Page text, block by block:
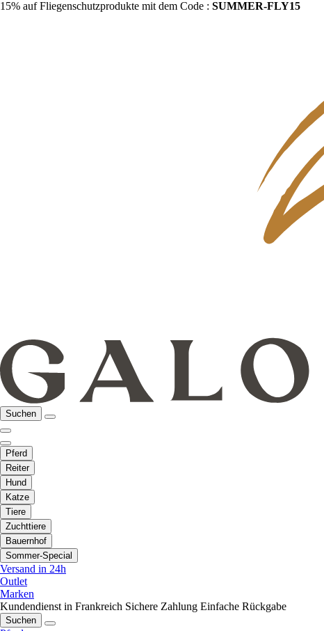
15% auf Fliegenschutzprodukte mit dem Code : SUMMER-FLY15
Suchen
Pferd
Reiter
Hund
Katze
Tiere
Zuchttiere
Bauernhof
Sommer-Special
Versand in 24h
Outlet
Marken
Kundendienst in Frankreich Sichere Zahlung Einfache Rückgabe
Suchen